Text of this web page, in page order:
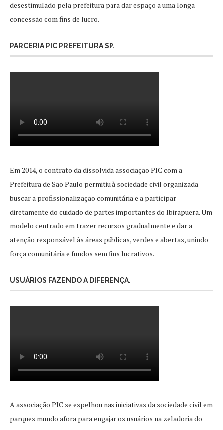
desestimulado pela prefeitura para dar espaço a uma longa
concessão com fins de lucro.
PARCERIA PIC PREFEITURA SP.
Em 2014, o contrato da dissolvida associação PIC com a
Prefeitura de São Paulo permitiu à sociedade civil organizada
buscar a profissionalização comunitária e a participar
diretamente do cuidado de partes importantes do Ibirapuera. Um
modelo centrado em trazer recursos gradualmente e dar a
atenção responsável às áreas públicas, verdes e abertas, unindo
força comunitária e fundos sem fins lucrativos.
USUÁRIOS FAZENDO A DIFERENÇA.
A associação PIC se espelhou nas iniciativas da sociedade civil em
parques mundo afora para engajar os usuários na zeladoria do